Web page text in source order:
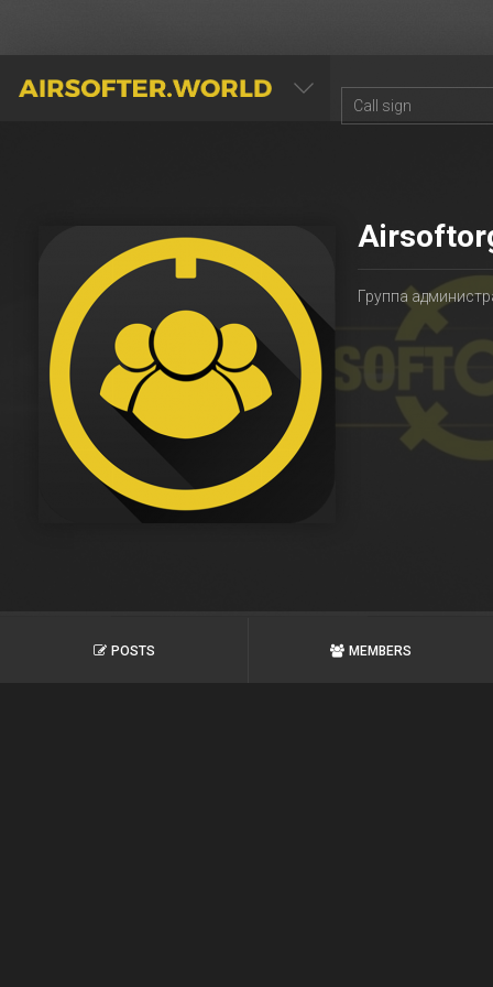
AIRSOFTER.WORLD
Группа
POSTS MEMBERS